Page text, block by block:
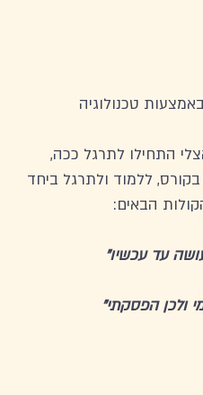
טכנולוגיה
התחילו לתרגל ככה,
ללמוד ולתרגל ביחד
הבאים:
עד עכשיו"
ולכן הפסקתי"